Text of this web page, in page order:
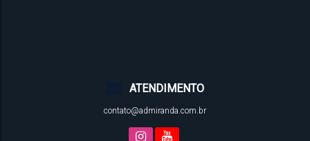
ATENDIMENTO
contato@admiranda.com.br